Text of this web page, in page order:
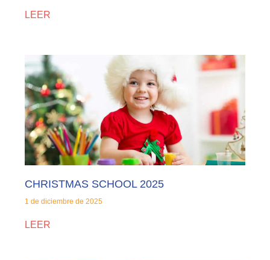
LEER
CHRISTMAS SCHOOL 2025
1 de diciembre de 2025
LEER